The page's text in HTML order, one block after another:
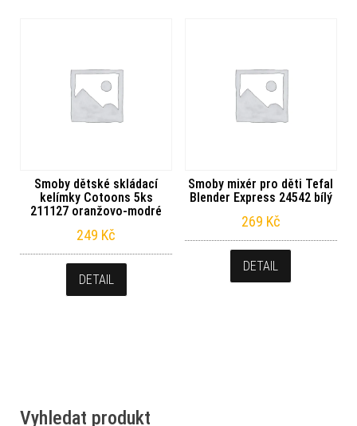
Smoby dětské skládací
kelímky Cotoons 5ks
211127 oranžovo-modré
249 Kč
DETAIL
Smoby mixér pro děti Tefal
Blender Express 24542 bílý
269 Kč
DETAIL
Vyhledat produkt